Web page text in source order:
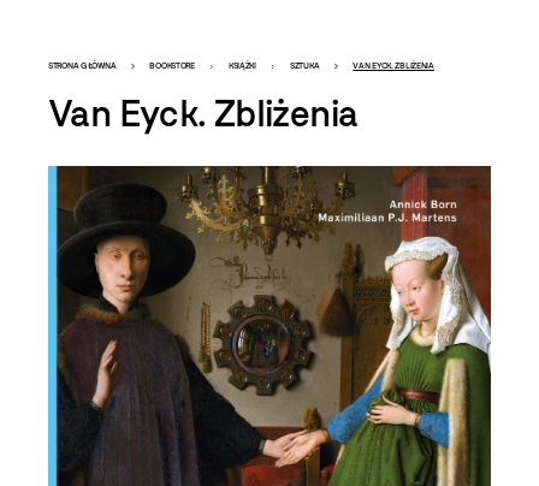
Bookstore
-
szablon
szczegóły
STRONA GŁÓWNA BOOKSTORE KSIĄŻKI SZTUKA VAN EYCK. ZBLIŻENIA
Van Eyck. Zbliżenia